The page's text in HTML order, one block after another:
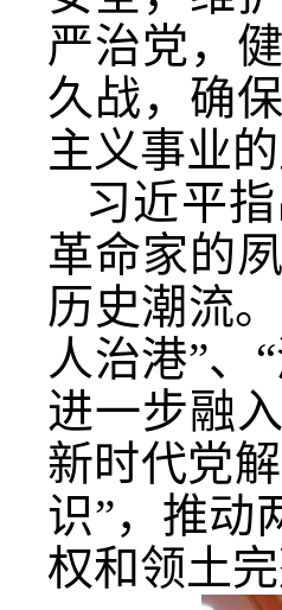
严治党，
久战，确
主义事业
习近平
革命家的
历史潮流
人治港”、
进一步融
新时代党
识”，推动
权和领土完